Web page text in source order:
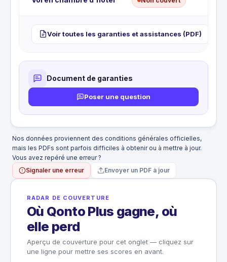
Voir toutes les garanties et assistances (PDF)
Document de garanties
Poser une question
Nos données proviennent des conditions générales officielles,
mais les PDFs sont parfois difficiles à obtenir ou à mettre à jour.
Vous avez repéré une erreur ?
Signaler une erreur
Envoyer un PDF à jour
RADAR DE COUVERTURE
Où Qonto Plus gagne, où
elle perd
Aperçu de couverture pour cet onglet — cliquez sur
une ligne pour mettre ses scores en avant.